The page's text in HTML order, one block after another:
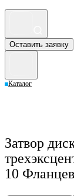
Оставить заявку
Каталог
Затвор
10